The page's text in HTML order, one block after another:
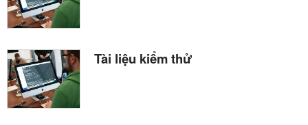
Tài liệu kiểm thử